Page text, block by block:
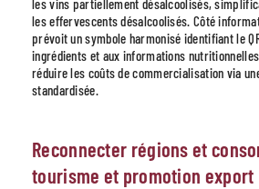
les vins partiellement désalcoolisés,
les effervescents désalcoolisés. Côté
prévoit un symbole harmonisé identifiant le
ingrédients et aux informations
réduire les coûts de commercialisation via
standardisée.
Reconnecter régions et
tourisme et promotion export